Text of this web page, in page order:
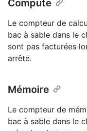
Compute
Le compteur de
bac à sable dans le
sont pas facturées
arrêté.
Mémoire
Le compteur de
bac à sable dans le